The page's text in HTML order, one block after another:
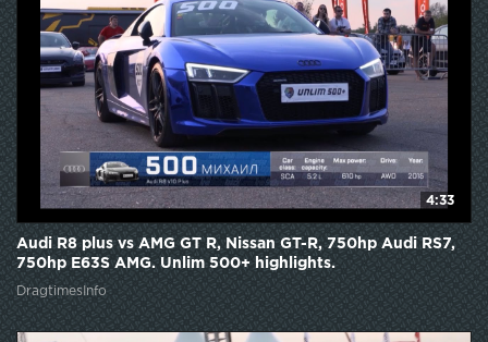
4:33
Audi R8 plus vs AMG GT R, Nissan GT-R, 750hp Audi RS7,
750hp E63S AMG. Unlim 500+ highlights.
DragtimesInfo